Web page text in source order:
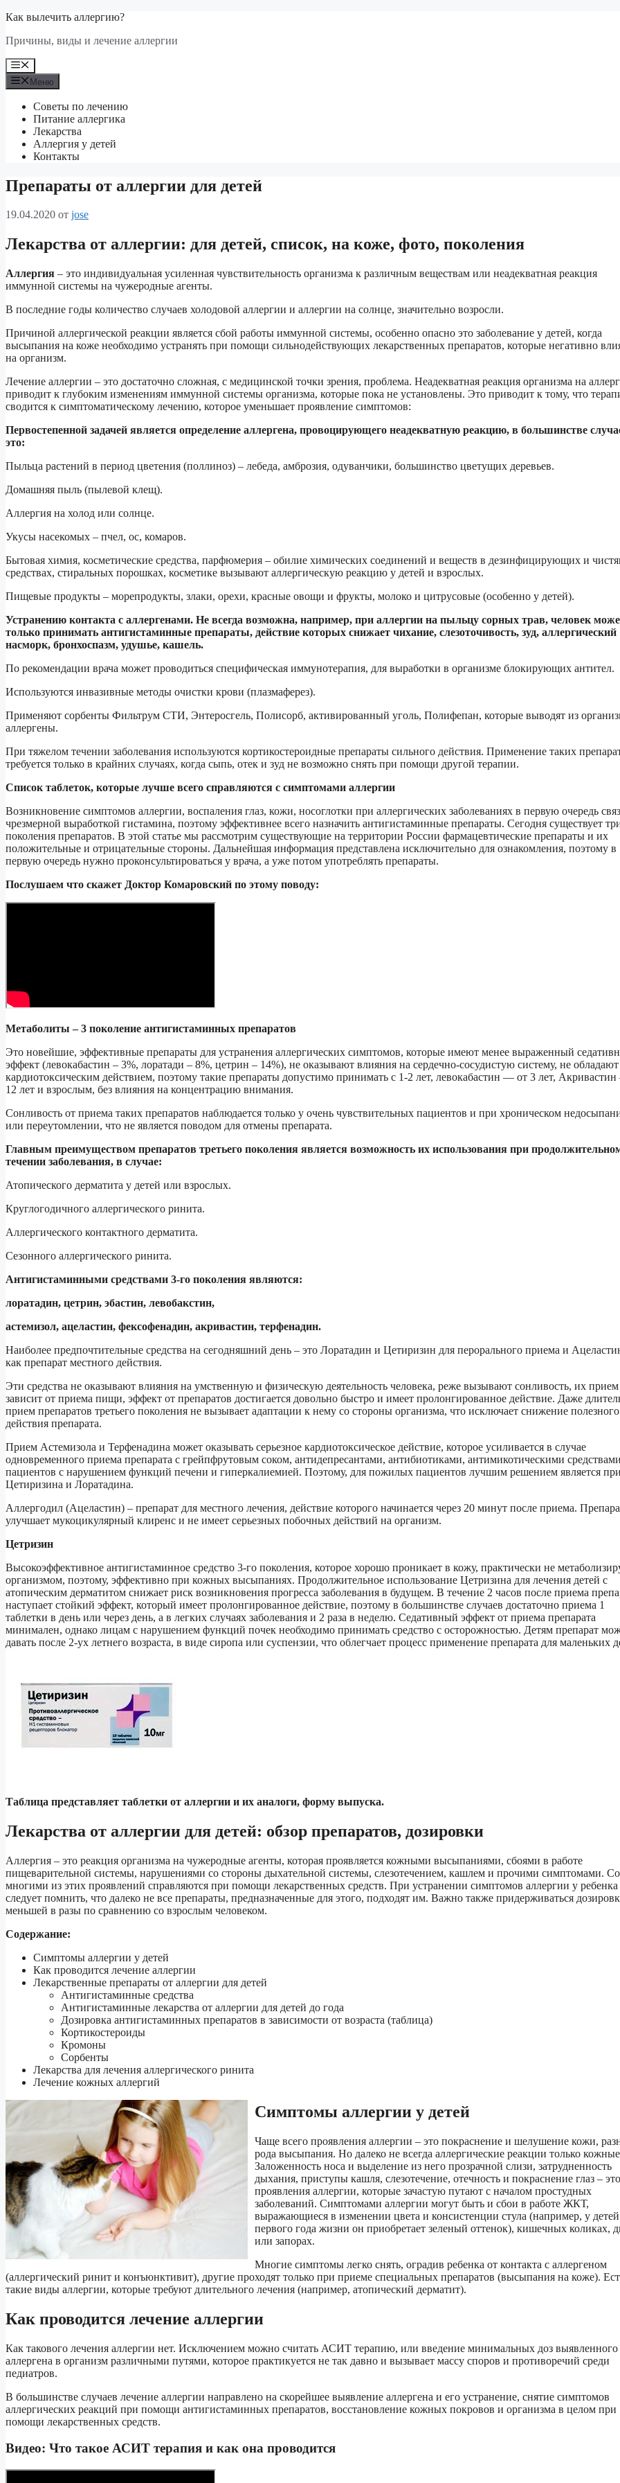
Перейти
содержимому
Как вылечить аллергию?
Причины, виды и лечение аллергии
Меню
Меню
Советы по лечению
Питание аллергика
Лекарства
Аллергия у детей
Контакты
Препараты от аллергии для детей
19.04.2020 от jose
Лекарства от аллергии: для детей, список, на коже, фото, поколения
Аллергия – это индивидуальная усиленная чувствительность организма к различным веществам или неадекватная реакция
иммунной системы на чужеродные агенты.
В последние годы количество случаев холодовой аллергии и аллергии на солнце, значительно возросли.
Причиной аллергической реакции является сбой работы иммунной системы, особенно опасно это заболевание у детей, когда
высыпания на коже необходимо устранять при помощи сильнодействующих лекарственных препаратов, которые негативно
на организм.
Лечение аллергии – это достаточно сложная, с медицинской точки зрения, проблема. Неадекватная реакция организма на
приводит к глубоким изменениям иммунной системы организма, которые пока не установлены. Это приводит к тому, что
сводится к симптоматическому лечению, которое уменьшает проявление симптомов:
Первостепенной задачей является определение аллергена, провоцирующего неадекватную реакцию, в большинстве
это:
Пыльца растений в период цветения (поллиноз) – лебеда, амброзия, одуванчики, большинство цветущих деревьев.
Домашняя пыль (пылевой клещ).
Аллергия на холод или солнце.
Укусы насекомых – пчел, ос, комаров.
Бытовая химия, косметические средства, парфюмерия – обилие химических соединений и веществ в дезинфицирующих и
средствах, стиральных порошках, косметике вызывают аллергическую реакцию у детей и взрослых.
Пищевые продукты – морепродукты, злаки, орехи, красные овощи и фрукты, молоко и цитрусовые (особенно у детей).
Устранению контакта с аллергенами. Не всегда возможна, например, при аллергии на пыльцу сорных трав, человек
только принимать антигистаминные препараты, действие которых снижает чихание, слезоточивость, зуд, аллергический
насморк, бронхоспазм, удушье, кашель.
По рекомендации врача может проводиться специфическая иммунотерапия, для выработки в организме блокирующих антител.
Используются инвазивные методы очистки крови (плазмаферез).
Применяют сорбенты Фильтрум СТИ, Энтеросгель, Полисорб, активированный уголь, Полифепан, которые выводят из
аллергены.
При тяжелом течении заболевания используются кортикостероидные препараты сильного действия. Применение таких
требуется только в крайних случаях, когда сыпь, отек и зуд не возможно снять при помощи другой терапии.
Список таблеток, которые лучше всего справляются с симптомами аллергии
Возникновение симптомов аллергии, воспаления глаз, кожи, носоглотки при аллергических заболеваниях в первую очередь
чрезмерной выработкой гистамина, поэтому эффективнее всего назначить антигистаминные препараты. Сегодня существует
поколения препаратов. В этой статье мы рассмотрим существующие на территории России фармацевтические препараты и их
положительные и отрицательные стороны. Дальнейшая информация представлена исключительно для ознакомления, поэтому в
первую очередь нужно проконсультироваться у врача, а уже потом употреблять препараты.
Послушаем что скажет Доктор Комаровский по этому поводу:
Метаболиты – 3 поколение антигистаминных препаратов
Это новейшие, эффективные препараты для устранения аллергических симптомов, которые имеют менее выраженный
эффект (левокабастин – 3%, лоратади – 8%, цетрин – 14%), не оказывают влияния на сердечно-сосудистую систему, не обладают
кардиотоксическим действием, поэтому такие препараты допустимо принимать с 1-2 лет, левокабастин — от 3 лет,
12 лет и взрослым, без влияния на концентрацию внимания.
Сонливость от приема таких препаратов наблюдается только у очень чувствительных пациентов и при хроническом
или переутомлении, что не является поводом для отмены препарата.
Главным преимуществом препаратов третьего поколения является возможность их использования при
течении заболевания, в случае:
Атопического дерматита у детей или взрослых.
Круглогодичного аллергического ринита.
Аллергического контактного дерматита.
Сезонного аллергического ринита.
Антигистаминными средствами 3-го поколения являются:
лоратадин, цетрин, эбастин, левобакстин,
астемизол, ацеластин, фексофенадин, акривастин, терфенадин.
Наиболее предпочтительные средства на сегодняшний день – это Лоратадин и Цетиризин для перорального приема и
как препарат местного действия.
Эти средства не оказывают влияния на умственную и физическую деятельность человека, реже вызывают сонливость, их
зависит от приема пищи, эффект от препаратов достигается довольно быстро и имеет пролонгированное действие. Даже
прием препаратов третьего поколения не вызывает адаптации к нему со стороны организма, что исключает снижение полезного
действия препарата.
Прием Астемизола и Терфенадина может оказывать серьезное кардиотоксическое действие, которое усиливается в случае
одновременного приема препарата с грейпфрутовым соком, антидепресантами, антибиотиками, антимикотическими
пациентов с нарушением функций печени и гиперкалиемией. Поэтому, для пожилых пациентов лучшим решением является
Цетиризина и Лоратадина.
Аллергодил (Ацеластин) – препарат для местного лечения, действие которого начинается через 20 минут после приема.
улучшает мукоцикулярный клиренс и не имеет серьезных побочных действий на организм.
Цетризин
Высокоэффективное антигистаминное средство 3-го поколения, которое хорошо проникает в кожу, практически не
организмом, поэтому, эффективно при кожных высыпаниях. Продолжительное использование Цетризина для лечения детей с
атопическим дерматитом снижает риск возникновения прогресса заболевания в будущем. В течение 2 часов после приема
наступает стойкий эффект, который имеет пролонгированное действие, поэтому в большинстве случаев достаточно приема 1
таблетки в день или через день, а в легких случаях заболевания и 2 раза в неделю. Седативный эффект от приема препарата
минимален, однако лицам с нарушением функций почек необходимо принимать средство с осторожностью. Детям препарат
давать после 2-ух летнего возраста, в виде сиропа или суспензии, что облегчает процесс применение препарата для маленьких
Таблица представляет таблетки от аллергии и их аналоги, форму выпуска.
Лекарства от аллергии для детей: обзор препаратов, дозировки
Аллергия – это реакция организма на чужеродные агенты, которая проявляется кожными высыпаниями, сбоями в работе
пищеварительной системы, нарушениями со стороны дыхательной системы, слезотечением, кашлем и прочими симптомами. Со
многими из этих проявлений справляются при помощи лекарственных средств. При устранении симптомов аллергии у ребенка
следует помнить, что далеко не все препараты, предназначенные для этого, подходят им. Важно также придерживаться
меньшей в разы по сравнению со взрослым человеком.
Содержание:
Симптомы аллергии у детей
Как проводится лечение аллергии
Лекарственные препараты от аллергии для детей
Антигистаминные средства
Антигистаминные лекарства от аллергии для детей до года
Дозировка антигистаминных препаратов в зависимости от возраста (таблица)
Кортикостероиды
Кромоны
Сорбенты
Лекарства для лечения аллергического ринита
Лечение кожных аллергий
Симптомы аллергии у детей
Чаще всего проявления аллергии – это покраснение и шелушение кожи,
рода высыпания. Но далеко не всегда аллергические реакции только
Заложенность носа и выделение из него прозрачной слизи, затрудненность
дыхания, приступы кашля, слезотечение, отечность и покраснение глаз –
проявления аллергии, которые зачастую путают с началом простудных
заболеваний. Симптомами аллергии могут быть и сбои в работе ЖКТ,
выражающиеся в изменении цвета и консистенции стула (например, у детей
первого года жизни он приобретает зеленый оттенок), кишечных коликах,
или запорах.
Многие симптомы легко снять, оградив ребенка от контакта с аллергеном
(аллергический ринит и конъюнктивит), другие проходят только при приеме специальных препаратов (высыпания на коже).
такие виды аллергии, которые требуют длительного лечения (например, атопический дерматит).
Как проводится лечение аллергии
Как такового лечения аллергии нет. Исключением можно считать АСИТ терапию, или введение минимальных доз выявленного
аллергена в организм различными путями, которое практикуется не так давно и вызывает массу споров и противоречий среди
педиатров.
В большинстве случаев лечение аллергии направлено на скорейшее выявление аллергена и его устранение, снятие симптомов
аллергических реакций при помощи антигистаминных препаратов, восстановление кожных покровов и организма в целом при
помощи лекарственных средств.
Видео: Что такое АСИТ терапия и как она проводится